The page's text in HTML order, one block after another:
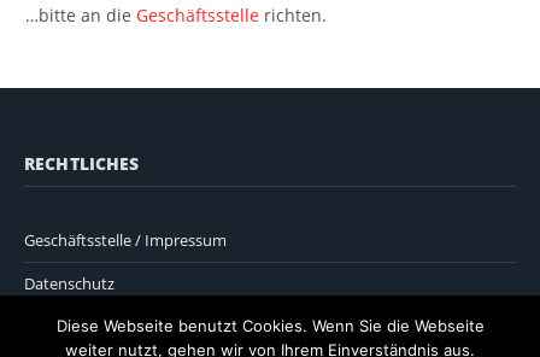
…bitte an die Geschäftsstelle richten.
RECHTLICHES
Geschäftsstelle / Impressum
Datenschutz
Diese Webseite benutzt Cookies. Wenn Sie die Webseite
weiter nutzt, gehen wir von Ihrem Einverständnis aus.